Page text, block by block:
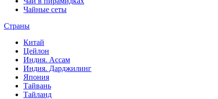
Чайные сеты
Страны
Китай
Цейлон
Индия. Ассам
Индия. Дарджилинг
Япония
Тайвань
Тайланд